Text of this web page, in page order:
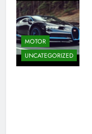
MOTOR
UNCATEGORIZED